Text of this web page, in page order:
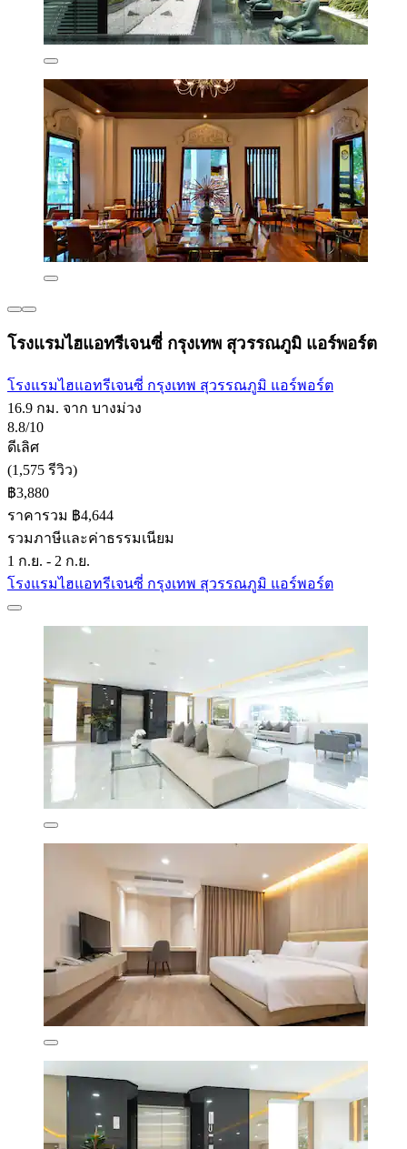
โรงแรมไฮแอทรีเจนซี่ กรุงเทพ สุวรรณภูมิ แอร์พอร์ต
โรงแรมไฮแอทรีเจนซี่ กรุงเทพ สุวรรณภูมิ แอร์พอร์ต
16.9 กม. จาก บางม่วง
8.8/10
ดีเลิศ
(1,575 รีวิว)
฿3,880
ราคารวม ฿4,644
รวมภาษีและค่าธรรมเนียม
1 ก.ย. - 2 ก.ย.
โรงแรมไฮแอทรีเจนซี่ กรุงเทพ สุวรรณภูมิ แอร์พอร์ต